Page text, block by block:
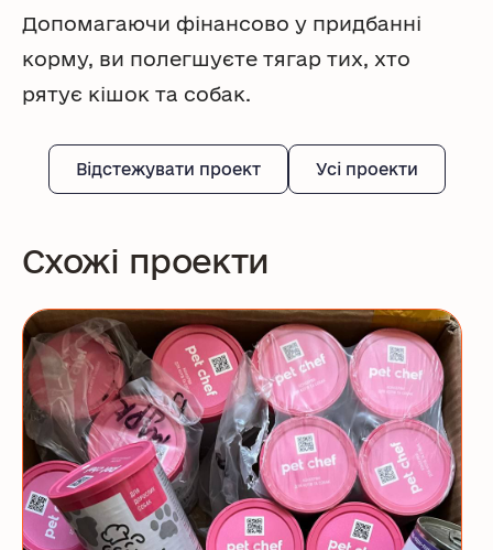
Допомагаючи фінансово у придбанні
корму, ви полегшуєте тягар тих, хто
рятує кішок та собак.
Відстежувати проект Усі проекти
Схожі проекти